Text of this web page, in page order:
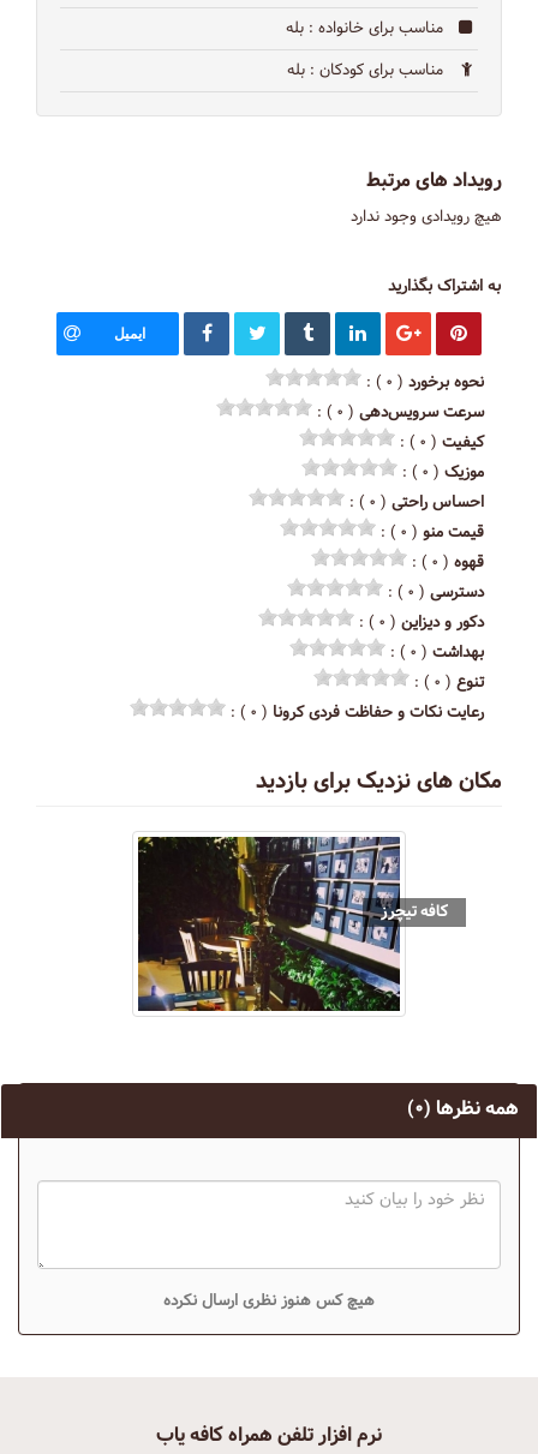
مناسب برای خانواده : بله
مناسب برای کودکان : بله
رویداد های مرتبط
هیچ رویدادی وجود ندارد
به اشتراک بگذارید
ایمیل
نحوه برخورد ( ۰ ) :
سرعت سرویس‌دهی ( ۰ ) :
کیفیت ( ۰ ) :
موزیک ( ۰ ) :
احساس راحتی ( ۰ ) :
قیمت منو ( ۰ ) :
قهوه ( ۰ ) :
دسترسی ( ۰ ) :
دکور و دیزاین ( ۰ ) :
بهداشت ( ۰ ) :
تنوع ( ۰ ) :
رعایت نکات و حفاظت فردی کرونا ( ۰ ) :
مکان های نزدیک برای بازدید
کافه تیچرز
همه نظرها (۰)
هیچ کس هنوز نظری ارسال نکرده
نرم افزار تلفن همراه کافه یاب